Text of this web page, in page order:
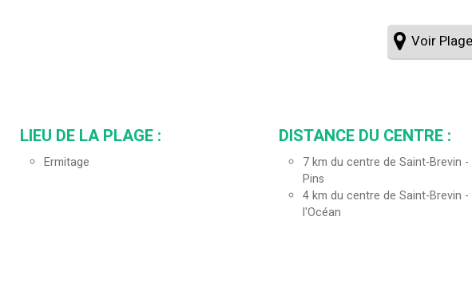
Voir
LIEU DE LA PLAGE :
Ermitage
DISTANCE DU CENTRE :
7 km du centre de Saint-Brevin -
Pins
4 km du centre de Saint-Brevin -
l'Océan